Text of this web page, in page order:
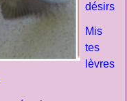
désirs
Mis
tes
lèvres